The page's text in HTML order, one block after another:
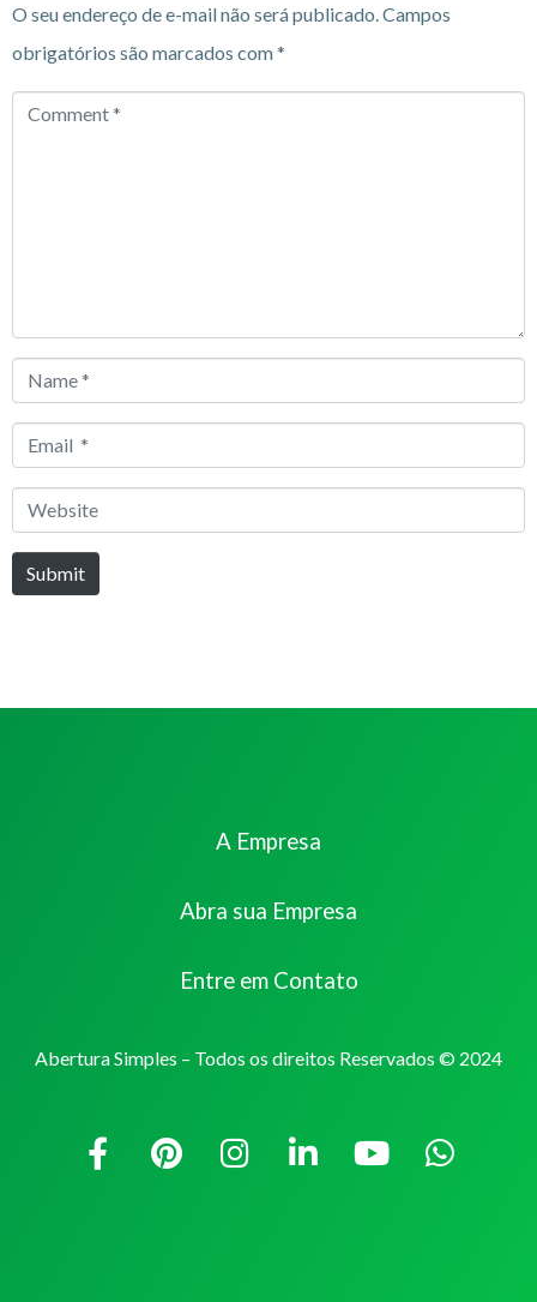
O seu endereço de e-mail não será publicado.Campos
obrigatórios são marcados com*
Comment
Name
Email
Website
Submit
A Empresa
Abra sua Empresa
Entre em Contato
Abertura Simples – Todos os direitos Reservados © 2024